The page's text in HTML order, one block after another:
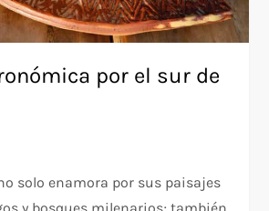
por el sur de
solo enamora por sus paisajes